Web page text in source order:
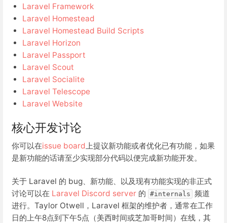
Laravel Framework
Laravel Homestead
Laravel Homestead Build Scripts
Laravel Horizon
Laravel Passport
Laravel Scout
Laravel Socialite
Laravel Telescope
Laravel Website
核心开发讨论
你可以在issue board上提议新功能或者优化已有功能，如果
是新功能的话请至少实现部分代码以便完成新功能开发。
关于 Laravel 的 bug、新功能、以及现有功能实现的非正式
讨论可以在 Laravel Discord server 的 #internals 频道
进行。Taylor Otwell，Laravel 框架的维护者，通常在工作
日的上午8点到下午5点（美西时间或芝加哥时间）在线，其